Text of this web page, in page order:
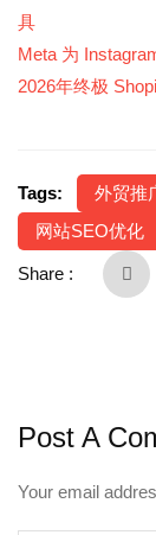
具
Meta 为
2026年终极
Tags: 外贸推
网站SEO优化
Share :
Post A
Your email